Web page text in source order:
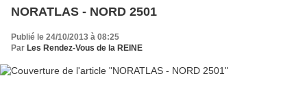
NORATLAS - NORD 2501
Publié le 24/10/2013 à 08:25
Par Les Rendez-Vous de la REINE